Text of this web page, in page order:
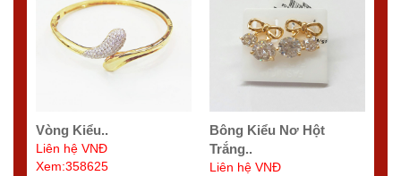
Vòng Kiểu..
Liên hệ VNĐ
Xem:358625
Bông Kiểu Nơ Hột
Trắng..
Liên hệ VNĐ